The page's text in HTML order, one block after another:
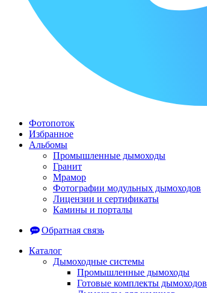
Фотопоток
Избранное
Альбомы
Промышленные дымоходы
Гранит
Мрамор
Фотографии модульных дымоходов
Лицензии и сертификаты
Камины и порталы
Обратная связь
Каталог
Дымоходные системы
Промышленные дымоходы
Готовые комплекты дымоходов